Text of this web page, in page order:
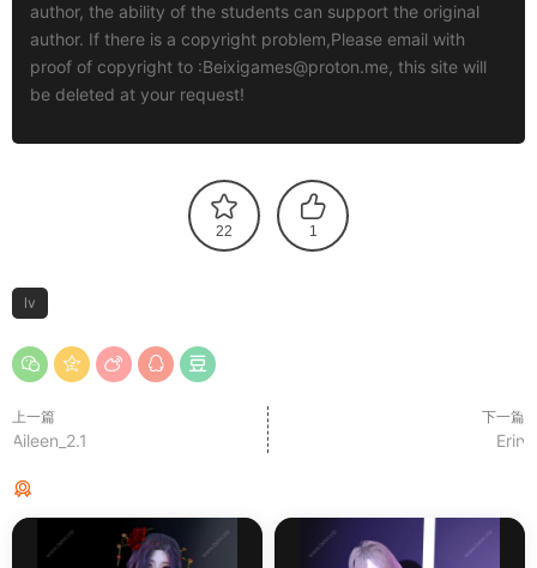
author, the ability of the students can support the original
author. If there is a copyright problem,Please email with
proof of copyright to :Beixigames@proton.me, this site will
be deleted at your request!
22 1
lv
上一篇
Aileen_2.1
下一篇
Erin